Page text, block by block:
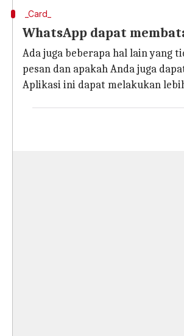
_Card_
WhatsApp dapat
Ada juga beberapa hal lain yang
pesan dan apakah Anda juga
Aplikasi ini dapat melakukan